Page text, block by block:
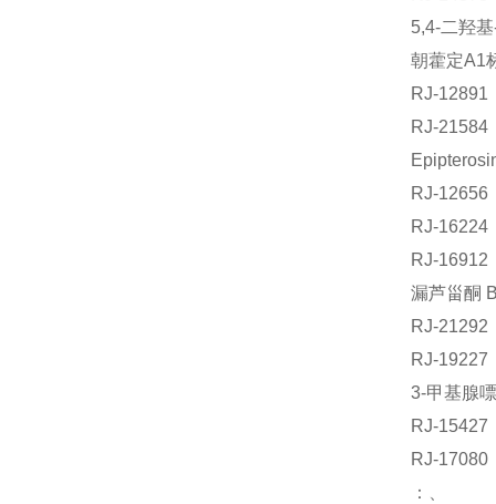
5,4-二羟
朝藿定A1
RJ-
RJ-
RJ-
RJ-
RJ-
漏芦甾酮
RJ-
RJ-
3-甲基腺
RJ-
RJ-
：、